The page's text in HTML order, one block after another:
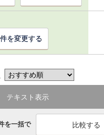
を変更する
テキスト表示
を一括で